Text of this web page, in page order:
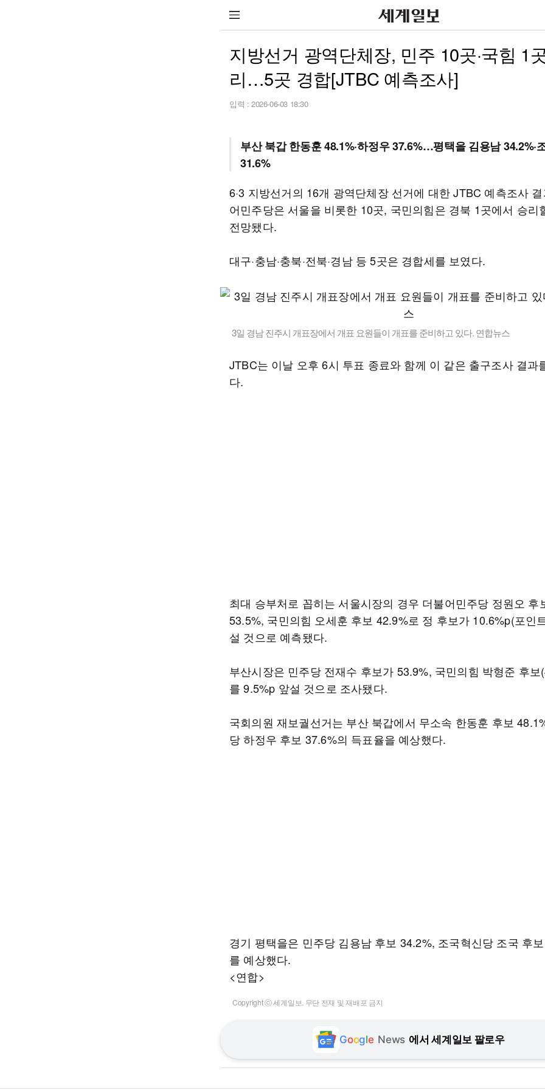
지방선거 광역단체장, 민주 10곳·국힘 1
리…5곳 경합[JTBC 예측조사]
입력 : 2026-06-03 18:30
부산 북갑 한동훈 48.1%·하정우 37.6%…평택을 김용남 34.2%·
31.6%
6·3 지방선거의 16개 광역단체장 선거에 대한 JTBC 예측조사
어민주당은 서울을 비롯한 10곳, 국민의힘은 경북 1곳에서 승리
전망됐다.
대구·충남·충북·전북·경남 등 5곳은 경합세를 보였다.
3일 경남 진주시 개표장에서 개표 요원들이 개표를 준비하고 있다. 연합뉴스
JTBC는 이날 오후 6시 투표 종료와 함께 이 같은 출구조사 결과
다.
최대 승부처로 꼽히는 서울시장의 경우 더불어민주당 정원오 후
53.5%, 국민의힘 오세훈 후보 42.9%로 정 후보가 10.6%p(포인
설 것으로 예측됐다.
부산시장은 민주당 전재수 후보가 53.9%, 국민의힘 박형준 후보
를 9.5%p 앞설 것으로 조사됐다.
국회의원 재보궐선거는 부산 북갑에서 무소속 한동훈 후보
당 하정우 후보 37.6%의 득표율을 예상했다.
경기 평택을은 민주당 김용남 후보 34.2%, 조국혁신당 조국 후
를 예상했다.
<연합>
Copyright ⓒ 세계일보. 무단 전재 및 재배포 금지
Google News 에서 세계일보 팔로우